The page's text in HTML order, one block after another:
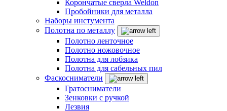
Корончатые сверла Weldon
Пробойники для металла
Наборы инстумента
Полотна по металлу
Полотно ленточное
Полотно ножовочное
Полотна для лобзика
Полотна для сабельных пил
Фаскосниматели
Гратосниматели
Зенковки с ручкой
Лезвия